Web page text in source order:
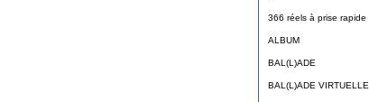
366 réels à prise rapide
ALBUM
BAL(L)ADE
BAL(L)ADE VIRTUELLE